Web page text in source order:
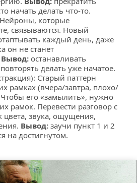
начать делать что-то.
которые
связываются. Новый
каждый день, даже
он не станет
Вывод: останавливать
делать уже начатое.
Старый паттерн
рамках (вчера/завтра, плохо/
его «замылить», нужно
рамок. Перевести разговор с
цвета, звука, ощущения,
Вывод: заучи пункт 1 и 2
на достигнутом.